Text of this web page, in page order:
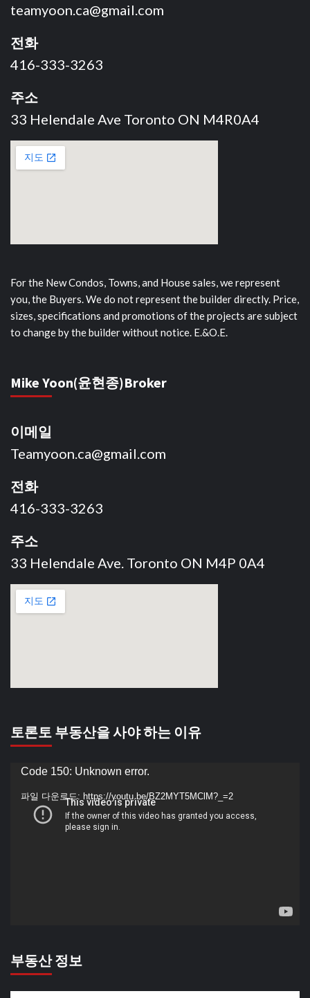
teamyoon.ca@gmail.com
전화
416-333-3263
주소
33 Helendale Ave Toronto ON M4R0A4
For the New Condos, Towns, and House sales, we represent
you, the Buyers. We do not represent the builder directly. Price,
sizes, specifications and promotions of the projects are subject
to change by the builder without notice. E.&O.E.
Mike Yoon(윤현종)Broker
이메일
Teamyoon.ca@gmail.com
전화
416-333-3263
주소
33 Helendale Ave. Toronto ON M4P 0A4
토론토 부동산을 사야 하는 이유
동
영
Code 150: Unknown error.
파일 다운로드: https://youtu.be/BZ2MYT5MClM?_=2
부동산 정보